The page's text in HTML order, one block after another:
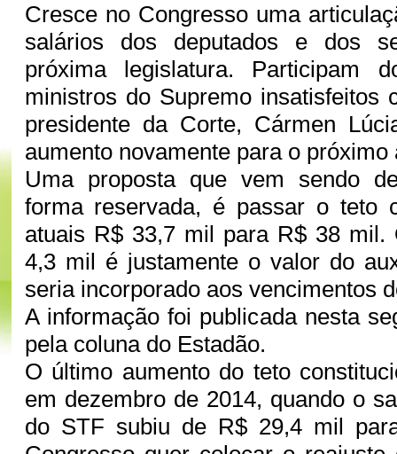
Cresce no Congresso uma
salários dos deputados e dos
próxima legislatura. Participam
ministros do Supremo insatisfeitos
presidente da Corte, Cármen
aumento novamente para o
Uma proposta que vem sendo
forma reservada, é passar o teto
atuais R$ 33,7 mil para R$ 38 mil.
4,3 mil é justamente o valor do
seria incorporado aos vencimentos
A informação foi publicada nesta
pela coluna do Estadão.
O último aumento do teto
em dezembro de 2014, quando o
do STF subiu de R$ 29,4 mil